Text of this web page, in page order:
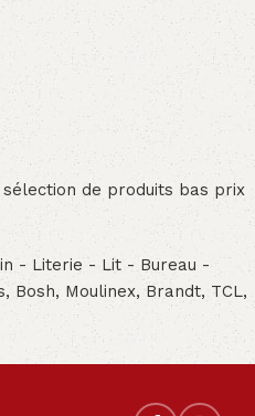
sélection de produits bas prix
- Literie - Lit - Bureau -
Moulinex, Brandt, TCL,